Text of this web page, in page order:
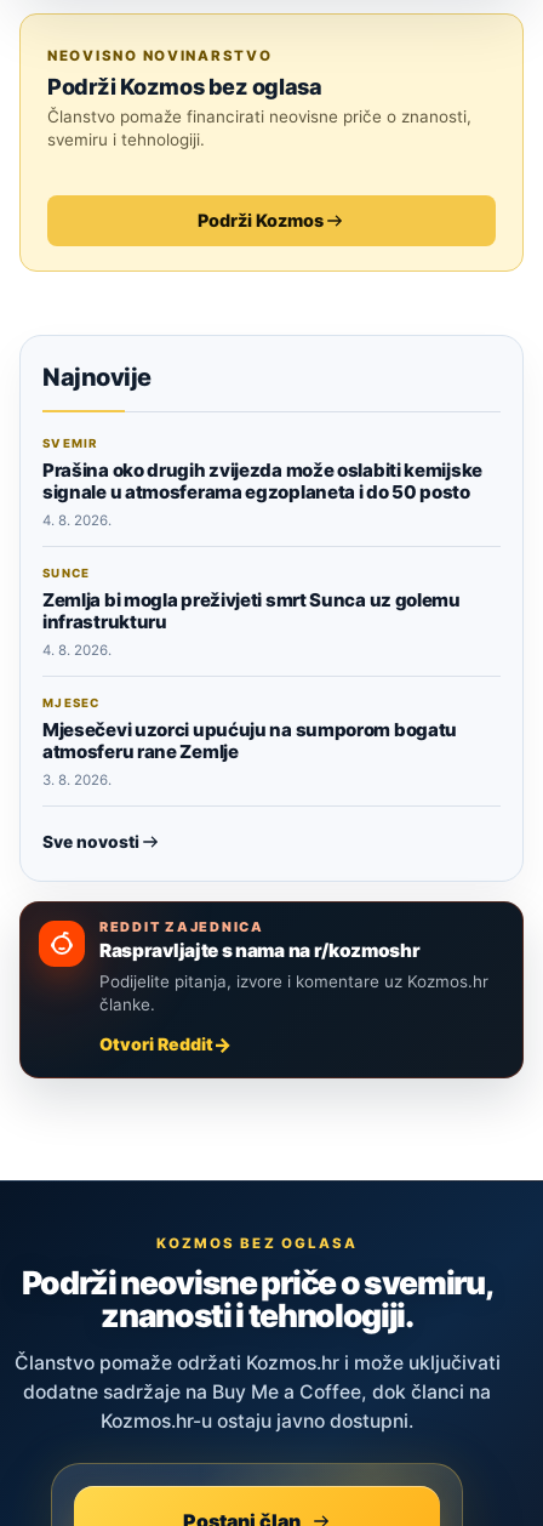
NEOVISNO NOVINARSTVO
Podrži Kozmos bez oglasa
Članstvo pomaže financirati neovisne priče o znanosti,
svemiru i tehnologiji.
Podrži Kozmos
Najnovije
SVEMIR
Prašina oko drugih zvijezda može oslabiti kemijske
signale u atmosferama egzoplaneta i do 50 posto
4. 8. 2026.
SUNCE
Zemlja bi mogla preživjeti smrt Sunca uz golemu
infrastrukturu
4. 8. 2026.
MJESEC
Mjesečevi uzorci upućuju na sumporom bogatu
atmosferu rane Zemlje
3. 8. 2026.
Sve novosti
REDDIT ZAJEDNICA
Raspravljajte s nama na r/kozmoshr
Podijelite pitanja, izvore i komentare uz Kozmos.hr
članke.
Otvori Reddit
KOZMOS BEZ OGLASA
Podrži neovisne priče o svemiru,
znanosti i tehnologiji.
Članstvo pomaže održati Kozmos.hr i može uključivati
dodatne sadržaje na Buy Me a Coffee, dok članci na
Kozmos.hr-u ostaju javno dostupni.
Postani član